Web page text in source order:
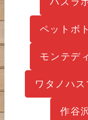
ペットボ
モンテデ
ワタノハ
作谷